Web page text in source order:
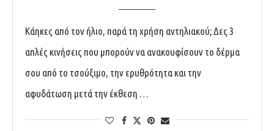
Κάηκες από τον ήλιο, παρά τη χρήση αντηλιακού; Δες 3
απλές κινήσεις που μπορούν να ανακουφίσουν το δέρμα
σου από το τσούξιμο, την ερυθρότητα και την
αφυδάτωση μετά την έκθεση …